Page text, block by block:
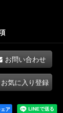
お問い合わせ
お気に入り登録
ア